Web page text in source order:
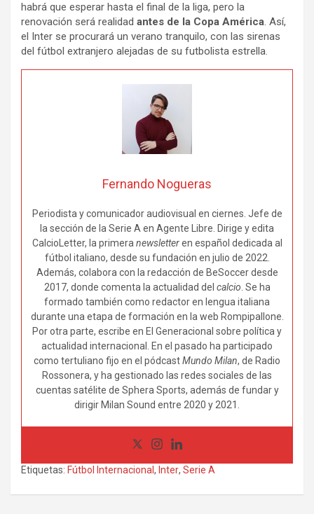
habrá que esperar hasta el final de la liga, pero la
renovación será realidad antes de la Copa América. Así,
el Inter se procurará un verano tranquilo, con las sirenas
del fútbol extranjero alejadas de su futbolista estrella.
Fernando Nogueras
Periodista y comunicador audiovisual en ciernes. Jefe de
la sección de la Serie A en Agente Libre. Dirige y edita
CalcioLetter, la primeranewsletteren español dedicada al
fútbol italiano, desde su fundación en julio de 2022.
Además, colabora con la redacción de BeSoccer desde
2017, donde comenta la actualidad del calcio. Se ha
formado también como redactor en lengua italiana
durante una etapa de formación en la web Rompipallone.
Por otra parte, escribe en El Generacional sobre política y
actualidad internacional. En el pasado ha participado
como tertuliano fijo en el pódcastMundo Milan, de Radio
Rossonera, y ha gestionado las redes sociales de las
cuentas satélite de Sphera Sports, además de fundar y
dirigir Milan Sound entre 2020 y 2021.
Etiquetas: Fútbol Internacional, Inter, Serie A